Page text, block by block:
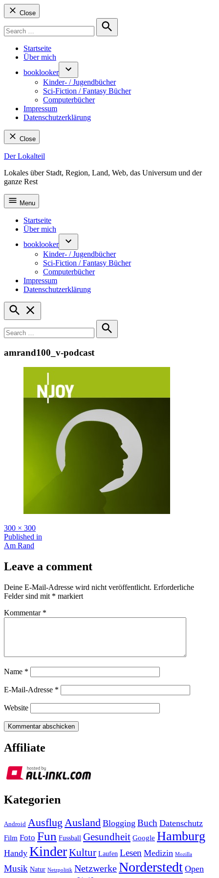
Close
for:
Search
Startseite
Über mich
booklooker
Kinder- / Jugendbücher
Sci-Fiction / Fantasy Bücher
Computerbücher
Impressum
Datenschutzerklärung
Close
Skip
content
Der Lokalteil
Lokales über Stadt, Region, Land, Web, das Universum und der
ganze Rest
Menu
Startseite
Über mich
booklooker
Kinder- / Jugendbücher
Sci-Fiction / Fantasy Bücher
Computerbücher
Impressum
Datenschutzerklärung
Open
Search
for:
Search
amrand100_v-podcast
Full
size
300 × 300
Beitragsnavigation
Published in
Am Rand
Leave a comment
Deine E-Mail-Adresse wird nicht veröffentlicht. Erforderliche
Felder sind mit * markiert
Kommentar *
Name *
E-Mail-Adresse *
Website
Affiliate
Kategorien
Android Ausflug Ausland Blogging Buch Datenschutz
Film Foto Fun Fussball Gesundheit Google Hamburg
Handy KinderKultur Laufen Lesen Medizin Mozilla
Musik Natur Netzpolitik NetzwerkeNorderstedt Open